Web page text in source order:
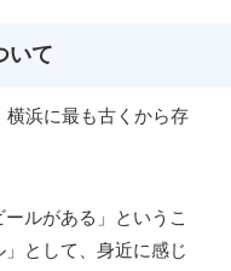
いて
横浜に最も古くから存
ルがある」というこ
として、身近に感じ